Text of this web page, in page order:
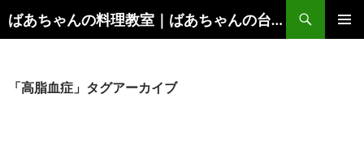
ン
ばあちゃんの料理教室｜ばあちゃんの台所から学ぶ、食と健康の知恵
索
「高脂血症」タグアーカイブ